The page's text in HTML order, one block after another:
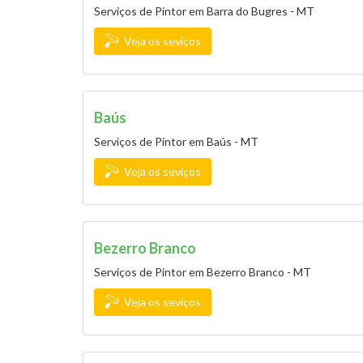
Serviços de Pintor em Barra do Bugres - MT
Veja os seviços
Baús
Serviços de Pintor em Baús - MT
Veja os seviços
Bezerro Branco
Serviços de Pintor em Bezerro Branco - MT
Veja os seviços